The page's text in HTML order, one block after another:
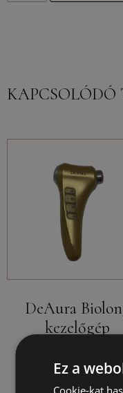
KAPCSOLÓDÓ
DeAura
kezelőgép
150000Ft
Ez a
Cookie-kat